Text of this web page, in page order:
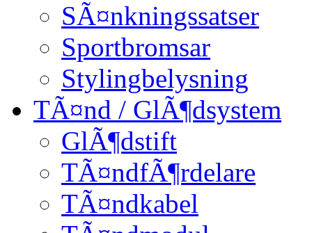
SÃ¤nkningssatser
Sportbromsar
Stylingbelysning
TÃ¤nd / GlÃ¶dsystem
GlÃ¶dstift
TÃ¤ndfÃ¶rdelare
TÃ¤ndkabel